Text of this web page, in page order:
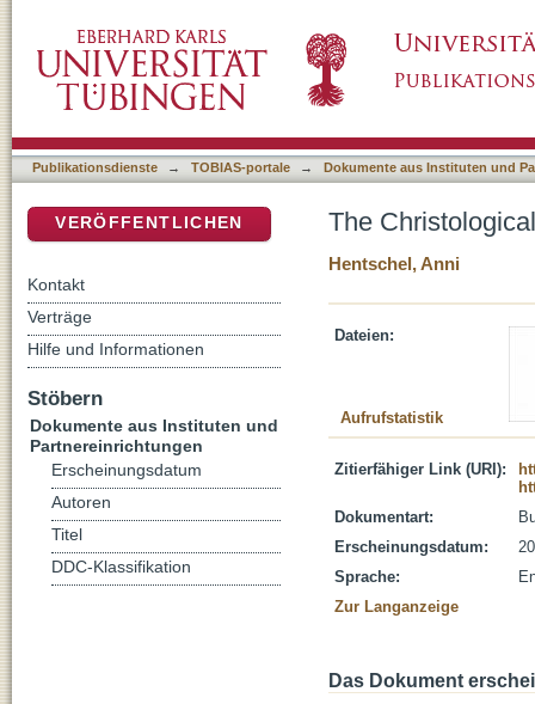
Publikationsdienste → TOBIAS-portale → Dokumente aus Instituten und
The
Hentschel, Anni
Dateien:
Aufrufstatistik
Zitierfähiger Link (URI):
Dokumentart:
Erscheinungsdatum:
Sprache:
Zur Langanzeige
Das Dokument
VERÖFFENTLICHEN
Kontakt
Verträge
Hilfe und Informationen
Stöbern
Dokumente aus Instituten und
Partnereinrichtungen
Erscheinungsdatum
Autoren
Titel
DDC-Klassifikation